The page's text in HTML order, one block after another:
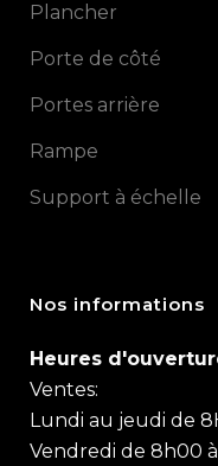
Plancher
Porte de côté
Portes arrière
Rampe
Support à échelle
Nos informations
Heures
Ventes:
Lundi au jeudi de
Vendredi de 8h00